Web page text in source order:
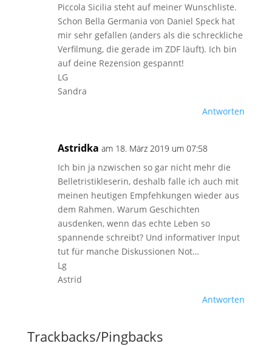
Piccola Sicilia steht auf meiner Wunschliste.
Schon Bella Germania von Daniel Speck hat
mir sehr gefallen (anders als die schreckliche
Verfilmung, die gerade im ZDF läuft). Ich bin
auf deine Rezension gespannt!
LG
Sandra
Antworten
Astridka am 18. März 2019 um 07:58
Ich bin ja nzwischen so gar nicht mehr die
Belletristikleserin, deshalb falle ich auch mit
meinen heutigen Empfehkungen wieder aus
dem Rahmen. Warum Geschichten
ausdenken, wenn das echte Leben so
spannende schreibt? Und informativer Input
tut für manche Diskussionen Not…
Lg
Astrid
Antworten
Trackbacks/Pingbacks